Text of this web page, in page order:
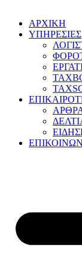
ΑΡΧΙΚΗ
ΥΠΗΡΕΣΙΕΣ